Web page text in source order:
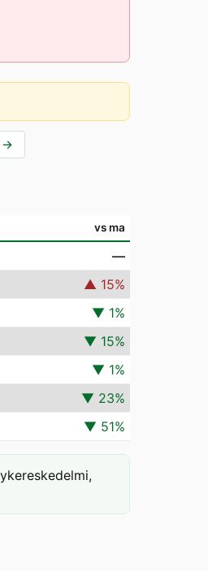
→
vs ma
—
▲ 15%
▼ 1%
▼ 15%
▼ 1%
▼ 23%
▼ 51%